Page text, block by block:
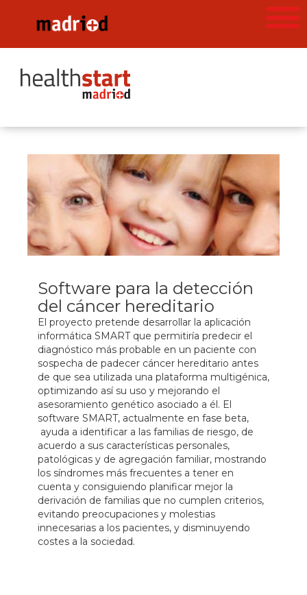
Software para la detección
del cáncer hereditario
El proyecto pretende desarrollar la aplicación
informática SMART que permitiría predecir el
diagnóstico más probable en un paciente con
sospecha de padecer cáncer hereditario antes
de que sea utilizada una plataforma multigénica,
optimizando así su uso y mejorando el
asesoramiento genético asociado a él. El
software SMART, actualmente en fase beta,
ayuda a identificar a las familias de riesgo, de
acuerdo a sus características personales,
patológicas y de agregación familiar, mostrando
los síndromes más frecuentes a tener en
cuenta y consiguiendo planificar mejor la
derivación de familias que no cumplen criterios,
evitando preocupaciones y molestias
innecesarias a los pacientes, y disminuyendo
costes a la sociedad.